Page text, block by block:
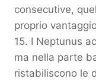
consecutive,
proprio
15. I Neptunus
ma nella parte
ristabiliscono le